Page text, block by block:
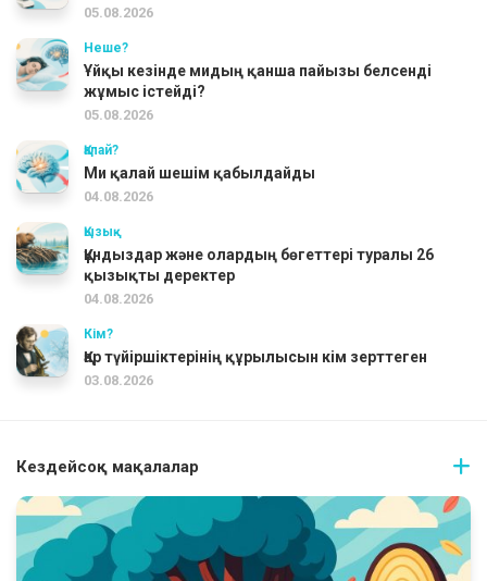
05.08.2026
Неше?
Ұйқы кезінде мидың қанша пайызы белсенді
жұмыс істейді?
05.08.2026
Қалай?
Ми қалай шешім қабылдайды
04.08.2026
Қызық
Құндыздар және олардың бөгеттері туралы 26
қызықты деректер
04.08.2026
Кім?
Қар түйіршіктерінің құрылысын кім зерттеген
03.08.2026
Кездейсоқ мақалалар